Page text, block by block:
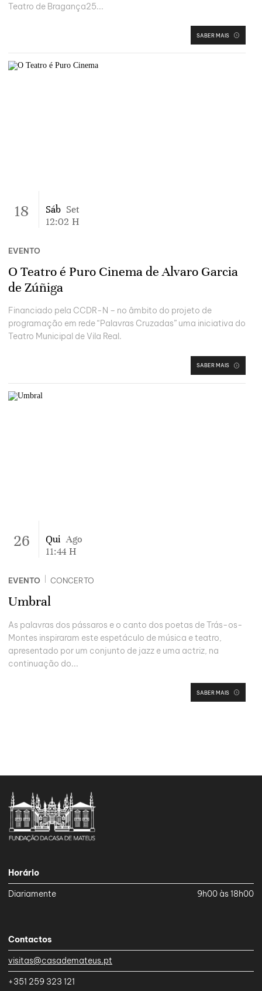
Teatro de Bragança25...
SABER MAIS
18 Sáb Set
12:02 H
EVENTO
O Teatro é Puro Cinema de Alvaro Garcia
de Zúñiga
Financiado pela CCDR-N – no âmbito do projeto de
programação em rede “Palavras Cruzadas” uma iniciativa do
Teatro Municipal de Vila Real.
SABER MAIS
26 Qui Ago
11:44 H
EVENTO CONCERTO
Umbral
As palavras dos pássaros e o canto dos poetas de Trás-os-
Montes inspiraram este espetáculo de música e teatro,
apresentado por um conjunto de jazz e uma actriz, na
continuação do...
SABER MAIS
Horário
Diariamente
9h00 às 18h00
Contactos
visitas@casademateus.pt
+351 259 323 121